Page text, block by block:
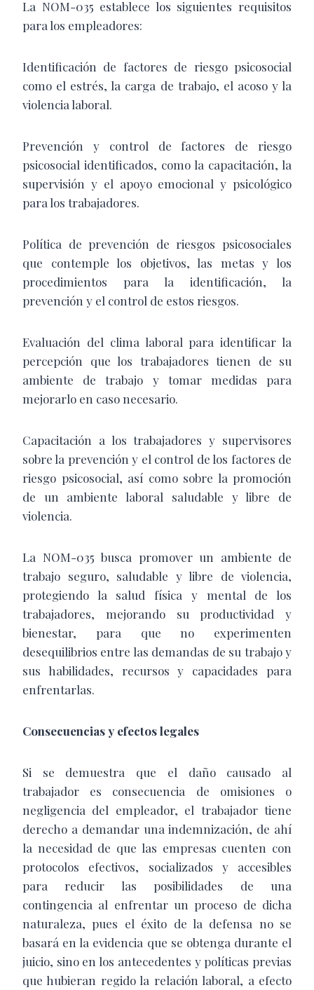
La NOM-035 establece los siguientes requisitos
para los empleadores:
Identificación de factores de riesgo psicosocial
como el estrés, la carga de trabajo, el acoso y la
violencia laboral.
Prevención y control de factores de riesgo
psicosocial identificados, como la capacitación, la
supervisión y el apoyo emocional y psicológico
para los trabajadores.
Política de prevención de riesgos psicosociales
que contemple los objetivos, las metas y los
procedimientos para la identificación, la
prevención y el control de estos riesgos.
Evaluación del clima laboral para identificar la
percepción que los trabajadores tienen de su
ambiente de trabajo y tomar medidas para
mejorarlo en caso necesario.
Capacitación a los trabajadores y supervisores
sobre la prevención y el control de los factores de
riesgo psicosocial, así como sobre la promoción
de un ambiente laboral saludable y libre de
violencia.
La NOM-035 busca promover un ambiente de
trabajo seguro, saludable y libre de violencia,
protegiendo la salud física y mental de los
trabajadores, mejorando su productividad y
bienestar, para que no experimenten
desequilibrios entre las demandas de su trabajo y
sus habilidades, recursos y capacidades para
enfrentarlas.
Consecuencias y efectos legales
Si se demuestra que el daño causado al
trabajador es consecuencia de omisiones o
negligencia del empleador, el trabajador tiene
derecho a demandar una indemnización, de ahí
la necesidad de que las empresas cuenten con
protocolos efectivos, socializados y accesibles
para reducir las posibilidades de una
contingencia al enfrentar un proceso de dicha
naturaleza, pues el éxito de la defensa no se
basará en la evidencia que se obtenga durante el
juicio, sino en los antecedentes y políticas previas
que hubieran regido la relación laboral, a efecto